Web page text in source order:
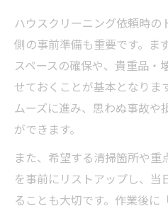
ハウスクリーニング依頼時
側の事前準備も重要です。ま
スペースの確保や、貴重品・
せておくことが基本となりま
ムーズに進み、思わぬ事故や
ができます。
また、希望する清掃箇所や
を事前にリストアップし、当
ることも大切です。作業後に